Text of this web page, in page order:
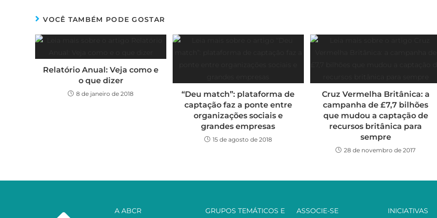
VOCÊ TAMBÉM PODE GOSTAR
Relatório Anual: Veja como e
o que dizer
8 de janeiro de 2018
“Deu match”: plataforma de
captação faz a ponte entre
organizações sociais e
grandes empresas
15 de agosto de 2018
Cruz Vermelha Britânica: a
campanha de £7,7 bilhões
que mudou a captação de
recursos britânica para
sempre
28 de novembro de 2017
A ABCR GRUPOS TEMÁTICOS E ASSOCIE-SE INICIATIVAS